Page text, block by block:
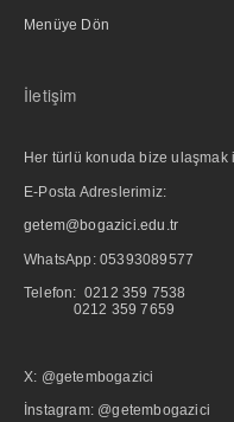
Menüye Dön
İletişim
Her türlü konuda bize ulaşmak
E-Posta Adreslerimiz:
getem@bogazici.edu.tr
WhatsApp: 05393089577
Telefon: 0212 359 7538
0212 359 7659
X: @getembogazici
İnstagram: @getembogazici